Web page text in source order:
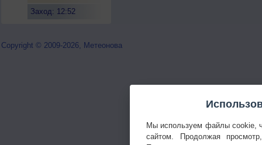
Заход: 12:52
Copyright © 2009-2026, Метеонова
Мы используем файлы cookie,
сайтом. Продолжая